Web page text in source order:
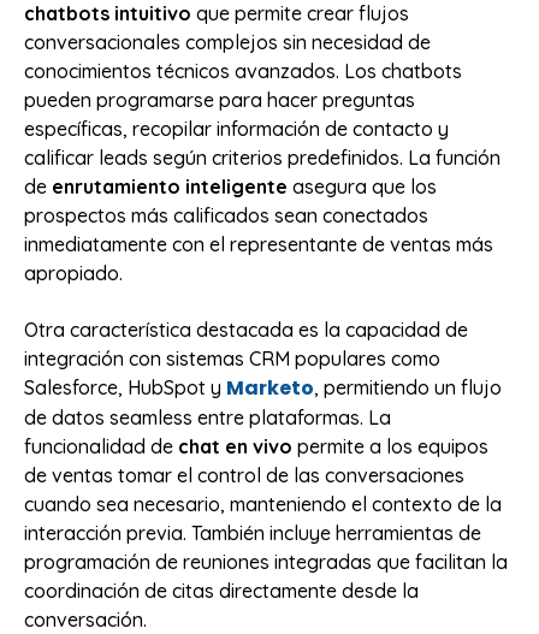
chatbots intuitivo que permite crear flujos
conversacionales complejos sin necesidad de
conocimientos técnicos avanzados. Los chatbots
pueden programarse para hacer preguntas
específicas, recopilar información de contacto y
calificar leads según criterios predefinidos. La función
de enrutamiento inteligente asegura que los
prospectos más calificados sean conectados
inmediatamente con el representante de ventas más
apropiado.
Otra característica destacada es la capacidad de
integración con sistemas CRM populares como
Salesforce, HubSpot y Marketo, permitiendo un flujo
de datos seamless entre plataformas. La
funcionalidad de chat en vivo permite a los equipos
de ventas tomar el control de las conversaciones
cuando sea necesario, manteniendo el contexto de la
interacción previa. También incluye herramientas de
programación de reuniones integradas que facilitan la
coordinación de citas directamente desde la
conversación.